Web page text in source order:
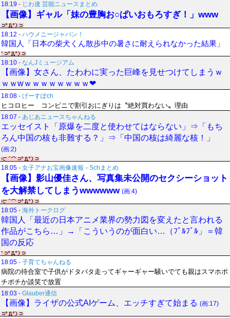
18:19 - じわ速 芸能ニュースまとめ
【画像】ギャル「妹の豊胸お○ぱいおもろすぎ！」www
18:12 - ハウメニージャパン！
韓国人「日本の柴犬くん散歩中の暑さに耐えられなかった結果」
18:10 - なんJミュージアム
【画像】女さん、たわわに実った巨峰を見せつけてしまうｗ
ｗｗwｗｗｗｗｗｗｗｗ❤
18:08 - げーすぽch
ヒコロヒー コンビニで割引おにぎりは〝絶対買わない〟理由
18:07 - あじあニュースちゃんねる
エッセイスト「原爆を二度と使わせてはならない」⇒「もち
ろん中国の核も非難する？」⇒「中国の核は綺麗な核！」
(画:2)
18:05 - 女子アナお宝画像速報－5chまとめ
【画像】影山優佳さん、写真集未公開のセクシーショット
を大解禁してしまうwwwwww (画:4)
18:05 - 海外トークログ
韓国人「最近の日本アニメ業界の勢力図を変えたと言われる
作品がこちら…」→「こういうのが面白い…（ﾌﾞﾙﾌﾞﾙ」＝韓
国の反応
18:05 - 子育てちゃんねる
病院の待合室で子供がドタバタ走ってギャーギャー騒いでても親はスマホポ
チポチか談笑で放置
18:03 - Glauber通信
【画像】ライザの公式AIゲーム、エッチすぎて始まる (画:17)